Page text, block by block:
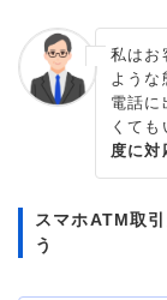
私はお
ような
電話に
くても
度に対
スマホATM取
う